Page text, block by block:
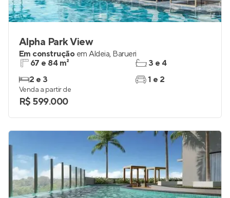
Alpha Park View
Em construção em Aldeia, Barueri
67 e 84 m²
2 e 3
3 e 4
1 e 2
Venda a partir de
R$ 599.000